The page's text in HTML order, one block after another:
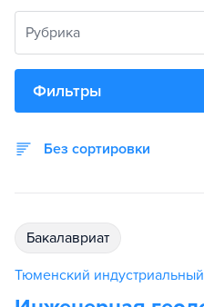
Рубрика
Фильтры
Без сортировки
бакалавриат
Тюменский